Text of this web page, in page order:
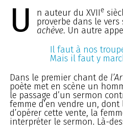
U n auteur du XVIIe
proverbe dans le
achève. Un autre
Il faut à nos
Mais il faut y
Dans le premier chant de
poète met en scène un
le passage d’un sermon
femme d’en vendre un,
d’opérer cette vente, la
interpréter le sermon. Là-